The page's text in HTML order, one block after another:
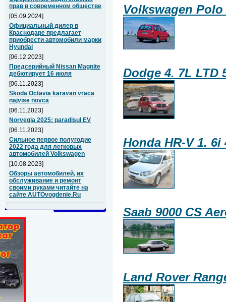
прав в современном обществе
[05.09.2024]
Официальный дилер в
Краснодаре предлагает
приобрести автомобили марки
Hyundai
[06.12.2023]
Предсерийный Nissan Magnite
дебютирует 16 июля
[06.11.2023]
Skoda Octavia karavan vraca
najvise novca
[06.11.2023]
Norvegia 2025: paradisul EV
[06.11.2023]
Сильное первое полугодие
2022 года для легковых
автомобилей Volkswagen
[10.08.2023]
Обзоры автомобилей, их
обслуживание и ремонт
своими руками читайте на
сайте AUTOvogdenie.Ru
Volkswagen
Dodge 4. 7L LTD
Honda HR-V 1. 6i
Saab 9000 CS
Land Rover